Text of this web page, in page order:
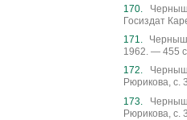
Госиздат
1962. — 455
Рюрикова, с.
Рюрикова, с.